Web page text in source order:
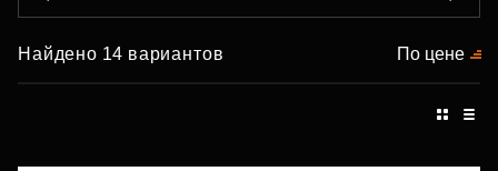
Найдено 14 вариантов По цене